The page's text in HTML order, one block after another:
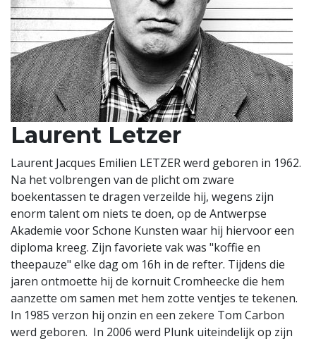
Laurent Letzer
Laurent Jacques Emilien LETZER werd geboren in 1962.
Na het volbrengen van de plicht om zware
boekentassen te dragen verzeilde hij, wegens zijn
enorm talent om niets te doen, op de Antwerpse
Akademie voor Schone Kunsten waar hij hiervoor een
diploma kreeg. Zijn favoriete vak was "koffie en
theepauze" elke dag om 16h in de refter. Tijdens die
jaren ontmoette hij de kornuit Cromheecke die hem
aanzette om samen met hem zotte ventjes te tekenen.
In 1985 verzon hij onzin en een zekere Tom Carbon
werd geboren. In 2006 werd Plunk uiteindelijk op zijn